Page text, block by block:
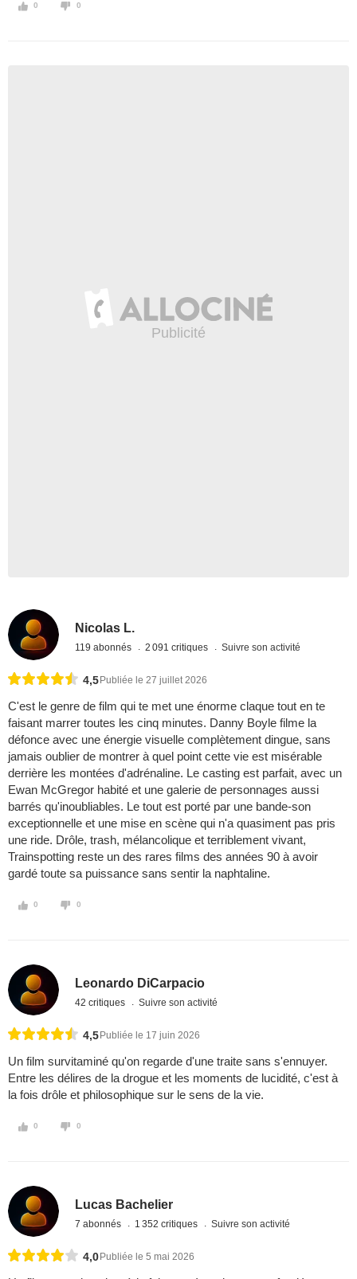
0 0
Nicolas L.
119 abonnés 2 091 critiques Suivre son activité
4,5 Publiée le 27 juillet 2026
C'est le genre de film qui te met une énorme claque tout en te
faisant marrer toutes les cinq minutes. Danny Boyle filme la
défonce avec une énergie visuelle complètement dingue, sans
jamais oublier de montrer à quel point cette vie est misérable
derrière les montées d'adrénaline. Le casting est parfait, avec un
Ewan McGregor habité et une galerie de personnages aussi
barrés qu'inoubliables. Le tout est porté par une bande-son
exceptionnelle et une mise en scène qui n'a quasiment pas pris
une ride. Drôle, trash, mélancolique et terriblement vivant,
Trainspotting reste un des rares films des années 90 à avoir
gardé toute sa puissance sans sentir la naphtaline.
0 0
Leonardo DiCarpacio
42 critiques Suivre son activité
4,5 Publiée le 17 juin 2026
Un film survitaminé qu'on regarde d'une traite sans s'ennuyer.
Entre les délires de la drogue et les moments de lucidité, c'est à
la fois drôle et philosophique sur le sens de la vie.
0 0
Lucas Bachelier
7 abonnés 1 352 critiques Suivre son activité
4,0 Publiée le 5 mai 2026